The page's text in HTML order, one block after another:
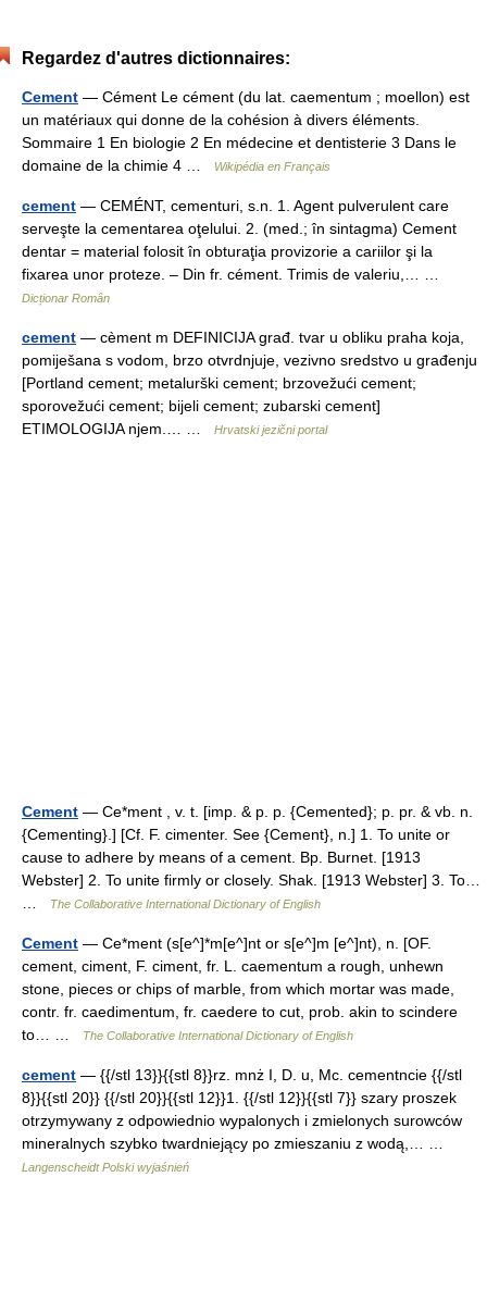
Regardez d'autres dictionnaires:
Cement — Cément Le cément (du lat. caementum ; moellon) est
un matériaux qui donne de la cohésion à divers éléments.
Sommaire 1 En biologie 2 En médecine et dentisterie 3 Dans le
domaine de la chimie 4 …
Wikipédia en Français
cement — CEMÉNT, cementuri, s.n. 1. Agent pulverulent care
serveşte la cementarea oţelului. 2. (med.; în sintagma) Cement
dentar = material folosit în obturaţia provizorie a cariilor şi la
fixarea unor proteze. – Din fr. cément. Trimis de valeriu,… …
Dicționar Român
cement — cèment m DEFINICIJA građ. tvar u obliku praha koja,
pomiješana s vodom, brzo otvrdnjuje, vezivno sredstvo u građenju
[Portland cement; metalurški cement; brzovežući cement;
sporovežući cement; bijeli cement; zubarski cement]
ETIMOLOGIJA njem.… …
Hrvatski jezični portal
Cement — Ce*ment , v. t. [imp. & p. p. {Cemented}; p. pr. & vb. n.
{Cementing}.] [Cf. F. cimenter. See {Cement}, n.] 1. To unite or
cause to adhere by means of a cement. Bp. Burnet. [1913
Webster] 2. To unite firmly or closely. Shak. [1913 Webster] 3. To…
…
The Collaborative International Dictionary of English
Cement — Ce*ment (s[e^]*m[e^]nt or s[e^]m [e^]nt), n. [OF.
cement, ciment, F. ciment, fr. L. caementum a rough, unhewn
stone, pieces or chips of marble, from which mortar was made,
contr. fr. caedimentum, fr. caedere to cut, prob. akin to scindere
to… …
The Collaborative International Dictionary of English
cement — {{/stl 13}}{{stl 8}}rz. mnż I, D. u, Mc. cementncie {{/stl
8}}{{stl 20}} {{/stl 20}}{{stl 12}}1. {{/stl 12}}{{stl 7}} szary proszek
otrzymywany z odpowiednio wypalonych i zmielonych surowców
mineralnych szybko twardniejący po zmieszaniu z wodą,… …
Langenscheidt Polski wyjaśnień